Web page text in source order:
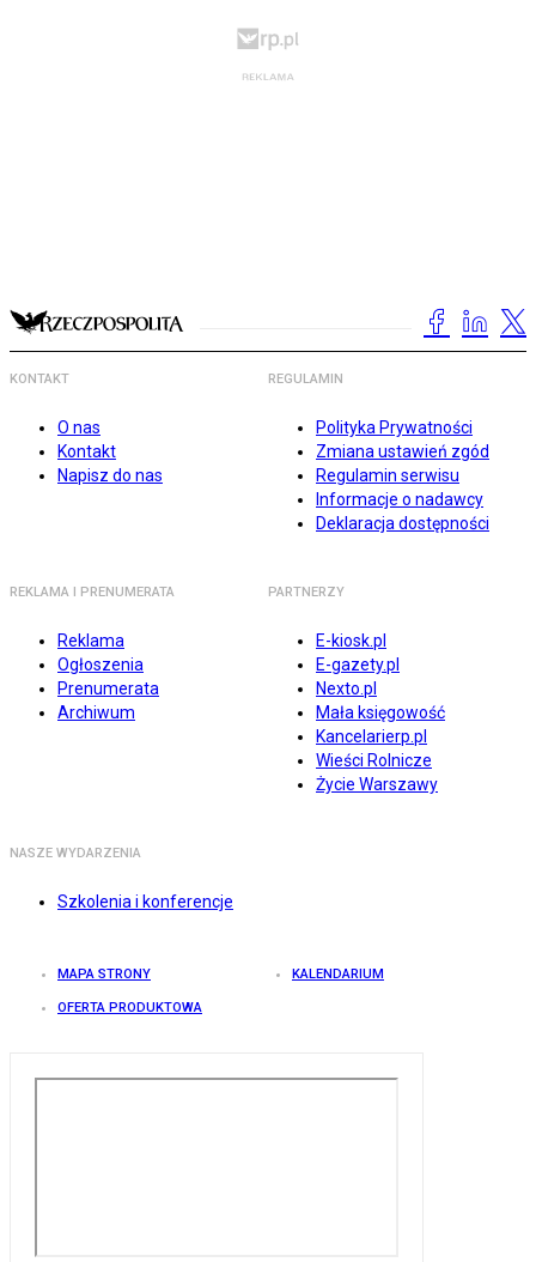
KONTAKT
O nas
Kontakt
Napisz do nas
REGULAMIN
Polityka Prywatności
Zmiana ustawień zgód
Regulamin serwisu
Informacje o nadawcy
Deklaracja dostępności
REKLAMA I PRENUMERATA
Reklama
Ogłoszenia
Prenumerata
Archiwum
PARTNERZY
E-kiosk.pl
E-gazety.pl
Nexto.pl
Mała księgowość
Kancelarierp.pl
Wieści Rolnicze
Życie Warszawy
NASZE WYDARZENIA
Szkolenia i konferencje
MAPA STRONY KALENDARIUM
OFERTA PRODUKTOWA